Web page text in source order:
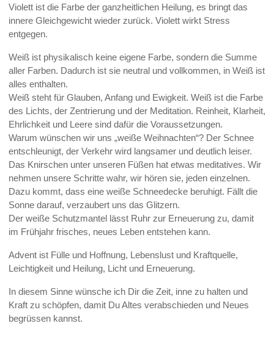
Violett ist die Farbe der ganzheitlichen Heilung, es bringt das
innere Gleichgewicht wieder zurück. Violett wirkt Stress
entgegen.
Weiß ist physikalisch keine eigene Farbe, sondern die Summe
aller Farben. Dadurch ist sie neutral und vollkommen, in Weiß ist
alles enthalten.
Weiß steht für Glauben, Anfang und Ewigkeit. Weiß ist die Farbe
des Lichts, der Zentrierung und der Meditation. Reinheit, Klarheit,
Ehrlichkeit und Leere sind dafür die Voraussetzungen.
Warum wünschen wir uns „weiße Weihnachten“? Der Schnee
entschleunigt, der Verkehr wird langsamer und deutlich leiser.
Das Knirschen unter unseren Füßen hat etwas meditatives. Wir
nehmen unsere Schritte wahr, wir hören sie, jeden einzelnen.
Dazu kommt, dass eine weiße Schneedecke beruhigt. Fällt die
Sonne darauf, verzaubert uns das Glitzern.
Der weiße Schutzmantel lässt Ruhr zur Erneuerung zu, damit
im Frühjahr frisches, neues Leben entstehen kann.
Advent ist Fülle und Hoffnung, Lebenslust und Kraftquelle,
Leichtigkeit und Heilung, Licht und Erneuerung.
In diesem Sinne wünsche ich Dir die Zeit, inne zu halten und
Kraft zu schöpfen, damit Du Altes verabschieden und Neues
begrüssen kannst.